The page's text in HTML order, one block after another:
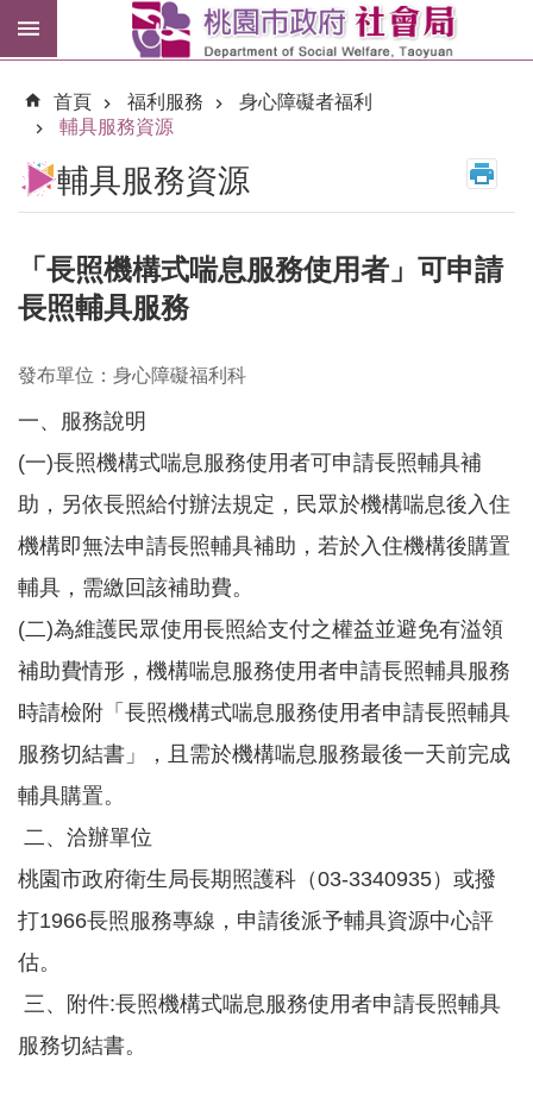
跳到主要內容區塊
紓
市
民
進
階
訊
息
告
認
識
們
福
利
服
務
重
點
業
務
區
便
民
服
首頁 福利服務
身心障礙者福利
輔具服務資源
輔具服務資源
「長照機構式喘息服務使用者」可申請
長照輔具服務
發布單位：身心障礙福利科
一、服務說明
(一)長照機構式喘息服務使用者可申請長照輔具補
助，另依長照給付辦法規定，民眾於機構喘息後入住
機構即無法申請長照輔具補助，若於入住機構後購置
輔具，需繳回該補助費。
(二)為維護民眾使用長照給支付之權益並避免有溢領
補助費情形，機構喘息服務使用者申請長照輔具服務
時請檢附「長照機構式喘息服務使用者申請長照輔具
服務切結書」，且需於機構喘息服務最後一天前完成
輔具購置。
二、洽辦單位
桃園市政府衛生局長期照護科（03-3340935）或撥
打1966長照服務專線，申請後派予輔具資源中心評
估。
三、附件:長照機構式喘息服務使用者申請長照輔具
服務切結書。